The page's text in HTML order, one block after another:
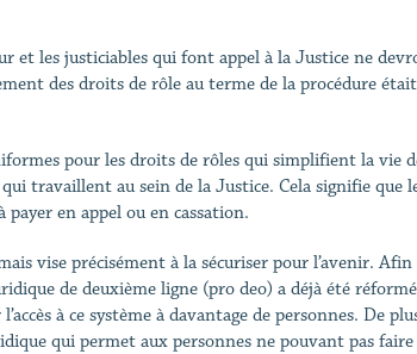
et les justiciables qui font appel à la Justice ne
des droits de rôle au terme de la procédure était
pour les droits de rôles qui simplifient la vie
travaillent au sein de la Justice. Cela signifie que
en appel ou en cassation.
vise précisément à la sécuriser pour l’avenir. Afin
de deuxième ligne (pro deo) a déjà été
à ce système à davantage de personnes. De
qui permet aux personnes ne pouvant pas faire